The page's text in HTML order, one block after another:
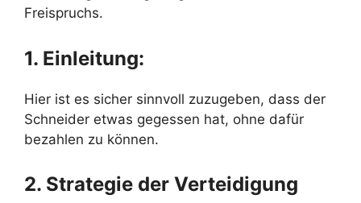
Freispruchs.
1. Einleitung:
Hier ist es sicher sinnvoll zuzugeben, dass der
Schneider etwas gegessen hat, ohne dafür
bezahlen zu können.
2. Strategie der Verteidigung